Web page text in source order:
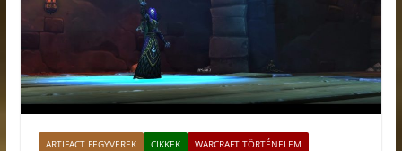
ARTIFACT FEGYVEREK CIKKEK
WARCRAFT TÖRTÉNELEM